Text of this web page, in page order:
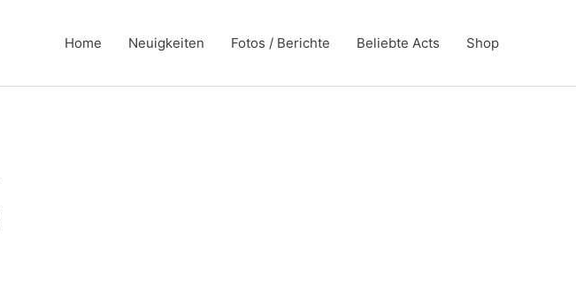
Home Neuigkeiten Fotos / Berichte Beliebte Acts Shop